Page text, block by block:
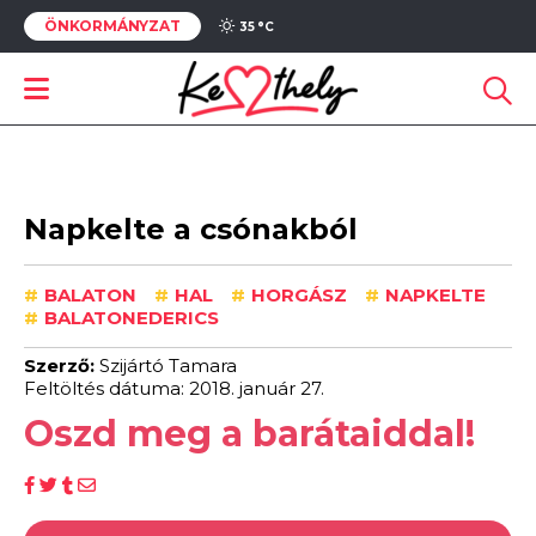
ÖNKORMÁNYZAT 35 °C
Napkelte a csónakból
# BALATON # HAL # HORGÁSZ # NAPKELTE
# BALATONEDERICS
Szerző: Szijártó Tamara
Feltöltés dátuma: 2018. január 27.
Oszd meg a barátaiddal!